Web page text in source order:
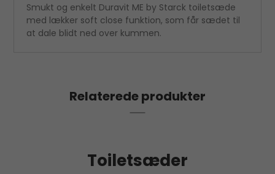
Smukt og enkelt Duravit ME by Starck toiletsæde
med lækker soft close funktion, som får sædet til
at dale blidt ned over kummen.
Relaterede produkter
Toiletsæder